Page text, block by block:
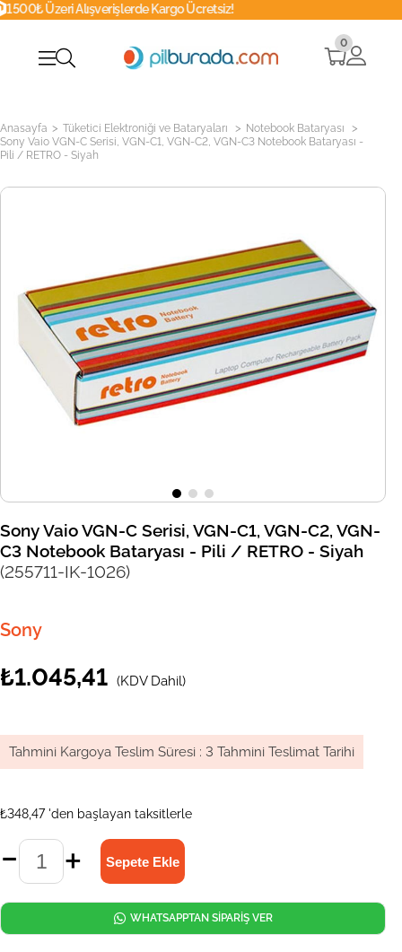
Kargo Ücretsiz!
0
Anasayfa > Tüketici Elektroniği ve Bataryaları > Notebook Bataryası >
Sony Vaio VGN-C Serisi, VGN-C1, VGN-C2, VGN-C3 Notebook Bataryası -
Pili / RETRO - Siyah
Sony Vaio VGN-C Serisi, VGN-C1, VGN-C2, VGN-
C3 Notebook Bataryası - Pili / RETRO - Siyah
(255711-IK-1026)
Sony
₺1.045,41 (KDV Dahil)
Tahmini Kargoya Teslim Süresi : 3 Tahmini Teslimat Tarihi
₺348,47 'den başlayan taksitlerle
WHATSAPPTAN SİPARİŞ VER